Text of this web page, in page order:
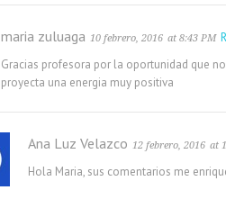
maria zuluaga 10 febrero, 2016 at 8:43 PM
Gracias profesora por la oportunidad que
proyecta una energia muy positiva
Ana Luz Velazco 12 febrero, 2016 at
Hola Maria, sus comentarios me